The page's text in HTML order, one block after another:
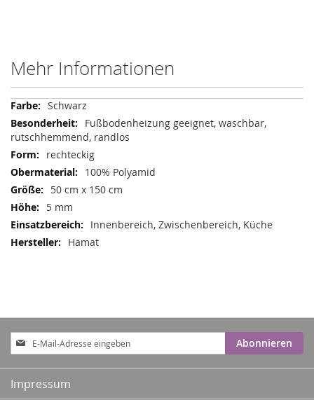
Mehr Informationen
Mehr
Informationen
Schwarz
Fußbodenheizung geeignet, waschbar,
rutschhemmend, randlos
rechteckig
100% Polyamid
50 cm x 150 cm
5 mm
Innenbereich, Zwischenbereich, Küche
Hamat
Anmeldung
zum
Newsletter:
Abonnieren
Impressum